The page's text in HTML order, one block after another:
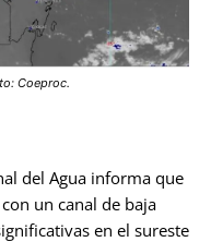
Coeproc.
del Agua informa que
un canal de baja
en el sureste